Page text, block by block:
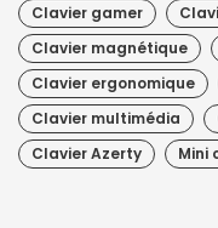
Clavier gamer
Clavier magnétique
Clavier ergonomique
Clavier multimédia
Clavier Azerty
Mini